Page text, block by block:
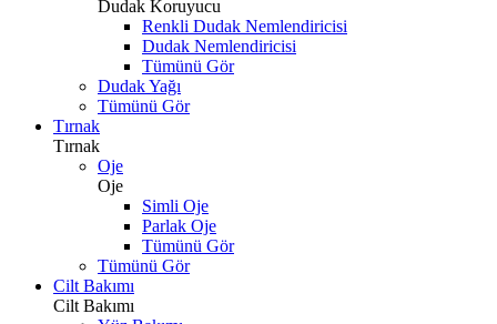
Dudak Koruyucu
Renkli Dudak Nemlendiricisi
Dudak Nemlendiricisi
Tümünü Gör
Dudak Yağı
Tümünü Gör
Tırnak
Tırnak
Oje
Oje
Simli Oje
Parlak Oje
Tümünü Gör
Tümünü Gör
Cilt Bakımı
Cilt Bakımı